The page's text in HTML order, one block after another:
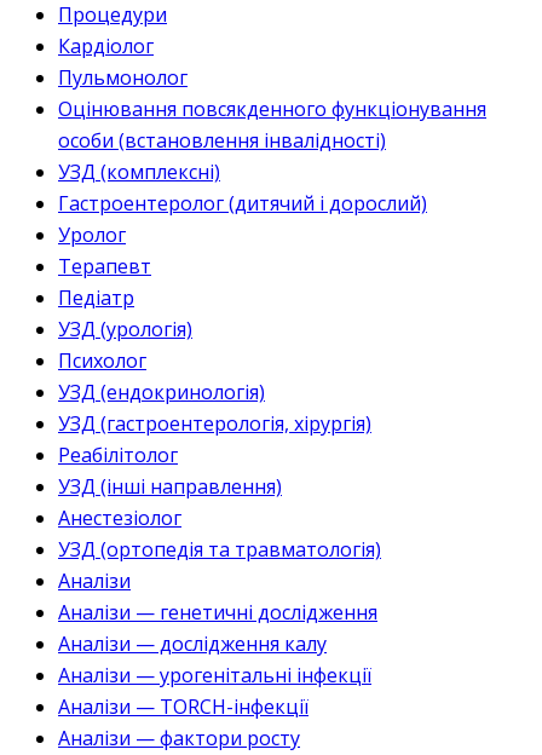
Процедури
Кардіолог
Пульмонолог
Оцінювання повсякденного функціонування
особи (встановлення інвалідності)
УЗД (комплексні)
Гастроентеролог (дитячий і дорослий)
Уролог
Терапевт
Педіатр
УЗД (урологія)
Психолог
УЗД (ендокринологія)
УЗД (гастроентерологія, хірургія)
Реабілітолог
УЗД (інші направлення)
Анестезіолог
УЗД (ортопедія та травматологія)
Аналізи
Аналізи — генетичні дослідження
Аналізи — дослідження калу
Аналізи — урогенітальні інфекції
Аналізи — TORCH-інфекції
Аналізи — фактори росту